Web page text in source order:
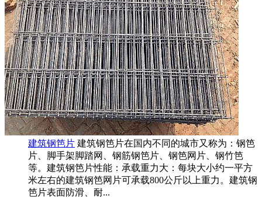
建筑钢笆片 建筑钢笆片在国内不同的城市又称为：钢笆
片、脚手架脚踏网、钢筋钢笆片、钢笆网片、钢竹笆
等。建筑钢笆片性能：承载重力大：每块大小约一平方
米左右的建筑钢笆网片可承载800公斤以上重力。建筑钢
笆片表面防滑、耐...